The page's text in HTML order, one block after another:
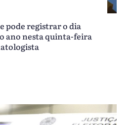
pode registrar o dia
ano nesta quinta-feira